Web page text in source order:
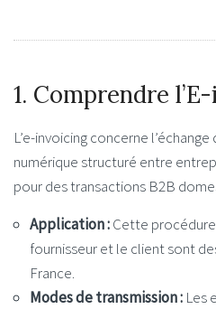
1. Comprendre
L’e-invoicing concerne
numérique structuré entre
pour des transactions B2B
Application :Cette
fournisseur et le client sont
France.
Modes de transmission : Les